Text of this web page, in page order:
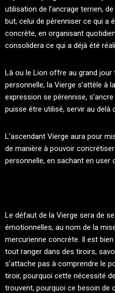
utilisation de l’ancrage terrien,
but, celui de pérenniser ce qui a
concrète, en organisant
consolidera ce qui a déjà été
Là ou le Lion offre au grand
personnelle, la Vierge s’attèle à
expression se pérennise,
puisse être utilisé, servir au delà
L’ascendant Vierge aura pour
de manière à pouvoir
personnelle, en sachant en user
Le défaut de la Vierge sera de
émotionnelles, au nom de la
mercurienne concrète. Il est
tout ranger dans des tiroirs,
s’attache pas à comprendre le
tiroir, pourquoi cette nécessité
trouvent, pourquoi ce besoin de